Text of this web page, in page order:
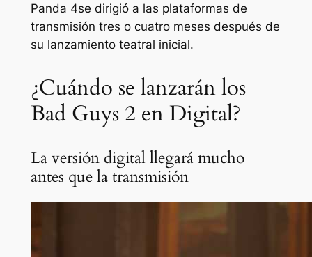
Panda 4se dirigió a las plataformas de
transmisión tres o cuatro meses después de
su lanzamiento teatral inicial.
¿Cuándo se lanzarán los
Bad Guys 2 en Digital?
La versión digital llegará mucho
antes que la transmisión